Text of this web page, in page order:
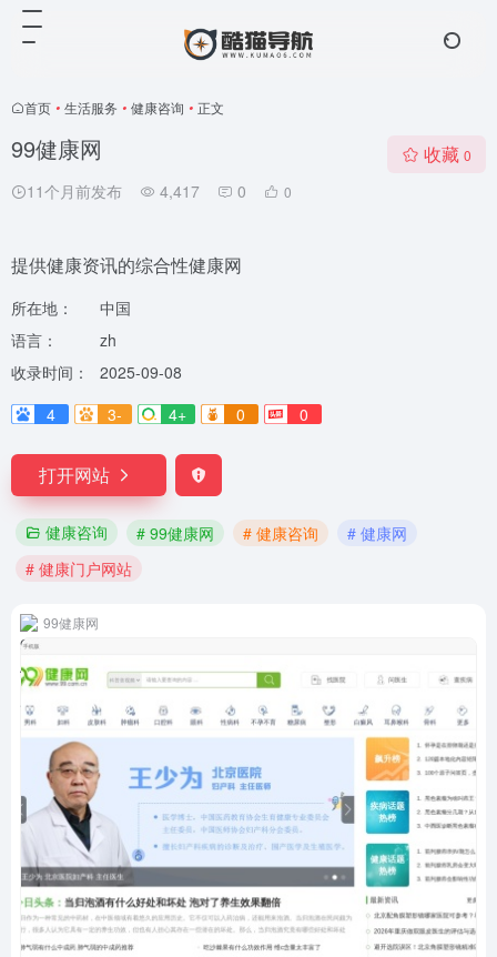
首页 • 生活服务 • 健康咨询 • 正文
99健康网
11个月前发布 4,417 0 0
收藏 0
提供健康资讯的综合性健康网
所在地：
中国
语言：
zh
收录时间：
2025-09-08
4
3- 4+ 0 0
打开网站
健康咨询 # 99健康网 # 健康咨询
# 健康网
# 健康门户网站
99健康网